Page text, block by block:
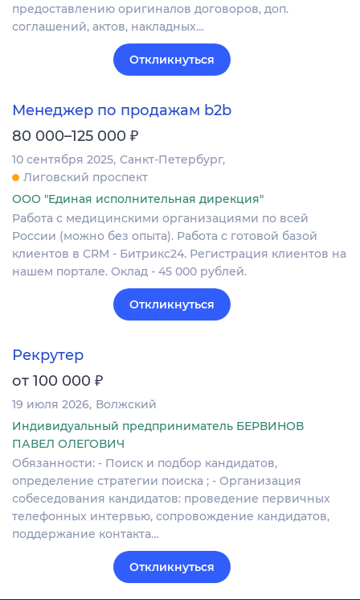
предоставлению оригиналов договоров, доп.
соглашений, актов, накладных…
Откликнуться
Менеджер по продажам b2b
80 000–125 000 ₽
10 сентября 2025 Санкт-Петербург
Лиговский проспект
ООО "Единая исполнительная дирекция"
Работа с медицинскими организациями по всей
России (можно без опыта). Работа с готовой базой
клиентов в CRM - Битрикс24. Регистрация клиентов на
нашем портале. Оклад - 45 000 рублей.
Откликнуться
Рекрутер
от 100 000 ₽
19 июля 2026 Волжский
Индивидуальный предприниматель БЕРВИНОВ
ПАВЕЛ ОЛЕГОВИЧ
Обязанности: - Поиск и подбор кандидатов,
определение стратегии поиска ; - Организация
собеседования кандидатов: проведение первичных
телефонных интервью, сопровождение кандидатов,
поддержание контакта…
Откликнуться